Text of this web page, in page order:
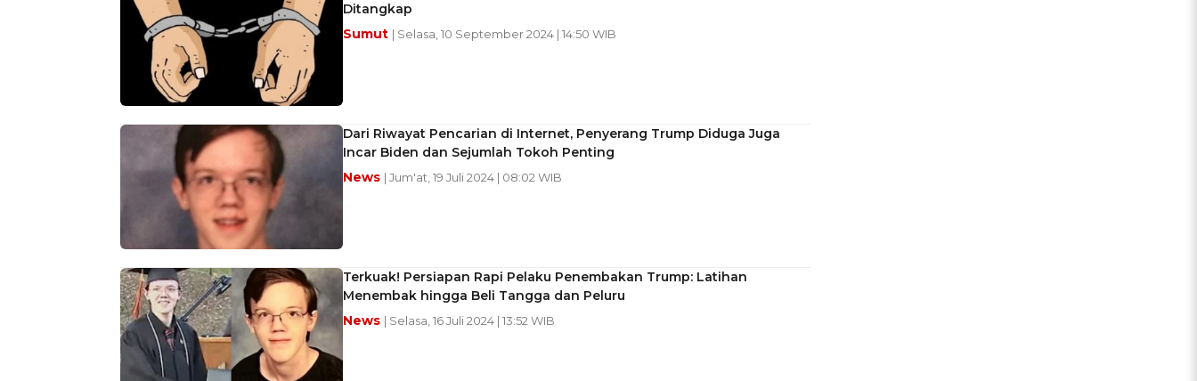
Ditangkap
Sumut | Selasa, 10 September 2024 | 14:50 WIB
Dari Riwayat Pencarian di Internet, Penyerang Trump Diduga Juga
Incar Biden dan Sejumlah Tokoh Penting
News | Jum'at, 19 Juli 2024 | 08:02 WIB
Terkuak! Persiapan Rapi Pelaku Penembakan Trump: Latihan
Menembak hingga Beli Tangga dan Peluru
News | Selasa, 16 Juli 2024 | 13:52 WIB